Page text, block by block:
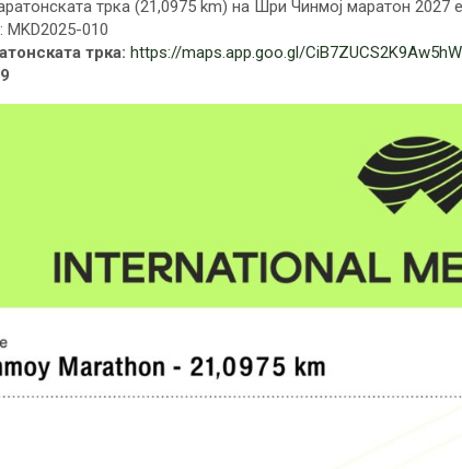
трка (21,0975 km) на Шри Чинмој маратон
MKD2025-010
трка: https://maps.app.goo.gl/